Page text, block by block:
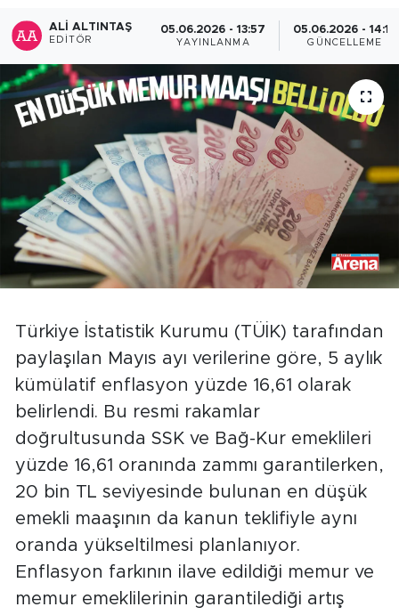
ALI ALTINTAŞ
EDITÖR
05.06.2026 - 13:57
YAYINLANMA
05.06.2026 - 14:12
GÜNCELLEME
Türkiye İstatistik Kurumu (TÜİK) tarafından
paylaşılan Mayıs ayı verilerine göre, 5 aylık
kümülatif enflasyon yüzde 16,61 olarak
belirlendi. Bu resmi rakamlar
doğrultusunda SSK ve Bağ-Kur emeklileri
yüzde 16,61 oranında zammı garantilerken,
20 bin TL seviyesinde bulunan en düşük
emekli maaşının da kanun teklifiyle aynı
oranda yükseltilmesi planlanıyor.
Enflasyon farkının ilave edildiği memur ve
memur emeklilerinin garantilediği artış